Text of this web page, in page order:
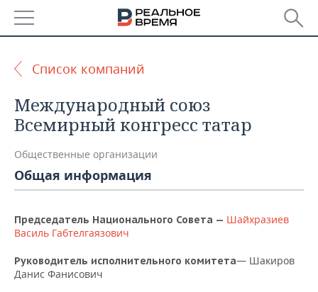
ТАТАРСТАН
УДМУРТИЯ
АНАЛИТИКА
НОВОСТИ АНАЛИТИКИ
ДЕКЛАРАЦИИ О ДОХОДАХ
КОРОЛИ ГОСЗАКАЗА ПФО
КОМУ ПРИНАДЛЕЖАТ
ЭКОНОМИКА
НОВОСТИ ЭКОНОМИКИ
ФИНАНСЫ
БЮДЖЕТ
ПРОМЫШЛЕННОСТЬ
НОВОСТИ
ПРОМЫШЛЕННОСТИ
АГРОПРОМ
НЕДВИЖИМОСТЬ
НОВОСТИ АВТО
БИЗНЕС
Список компаний
Международный союз
Всемирный конгресс татар
Общественные организации
Общая информация
Председатель Национального Совета — Шайхразиев
Василь Габтелгаязович
Руководитель исполнительного комитета— Шакиров
Данис Фанисович